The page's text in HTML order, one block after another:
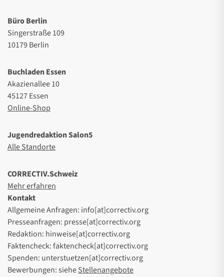
Büro Berlin
Singerstraße 109
10179 Berlin
Buchladen Essen
Akazienallee 10
45127 Essen
Online-Shop
Jugendredaktion Salon5
Alle Standorte
CORRECTIV.Schweiz
Mehr erfahren
Kontakt
Allgemeine Anfragen: info[at]correctiv.org
Presseanfragen: presse[at]correctiv.org
Redaktion: hinweise[at]correctiv.org
Faktencheck: faktencheck[at]correctiv.org
Spenden: unterstuetzen[at]correctiv.org
Bewerbungen: sieheStellenangebote